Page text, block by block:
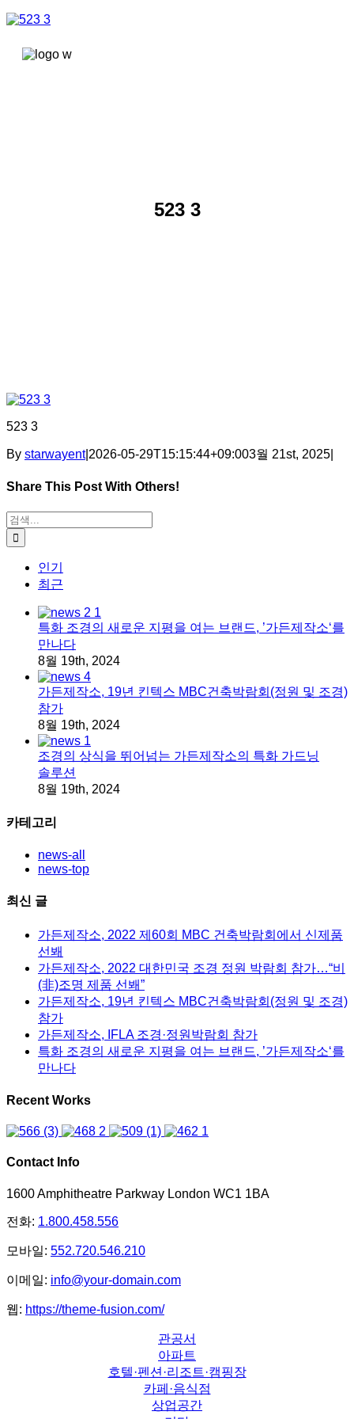
콘텐츠로
523 3
523 3
By starwayent| 2026-05-29T15:15:44+09:003월 21st, 2025
Share This Post With Others!
Facebook
X
Tumblr
Pinterest
이메일
검색:
인기
최근
특화 조경의 새로운 지평을 여는 브랜드, ’가든제작소‘를
만나다
8월 19th, 2024
가든제작소, 19년 킨텍스 MBC건축박람회(정원 및 조경)
참가
8월 19th, 2024
조경의 상식을 뛰어넘는 가든제작소의 특화 가드닝
솔루션
8월 19th, 2024
카테고리
news-all
news-top
최신 글
가든제작소, 2022 제60회 MBC 건축박람회에서 신제품
선봬
가든제작소, 2022 대한민국 조경 정원 박람회 참가…“비
(非)조명 제품 선봬”
가든제작소, 19년 킨텍스 MBC건축박람회(정원 및 조경)
참가
가든제작소, IFLA 조경·정원박람회 참가
특화 조경의 새로운 지평을 여는 브랜드, ’가든제작소‘를
만나다
Recent Works
Contact Info
1600 Amphitheatre Parkway London WC1 1BA
전화: 1.800.458.556
모바일: 552.720.546.210
이메일: info@your-domain.com
웹: https://theme-fusion.com/
관공서
아파트
호텔·펜션·리조트·캠핑장
카페·음식점
상업공간